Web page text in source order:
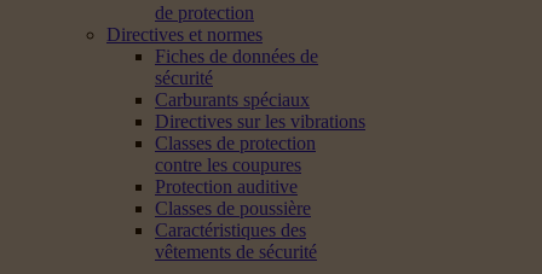
de protection
Directives et normes
Fiches de données de
sécurité
Carburants spéciaux
Directives sur les vibrations
Classes de protection
contre les coupures
Protection auditive
Classes de poussière
Caractéristiques des
vêtements de sécurité